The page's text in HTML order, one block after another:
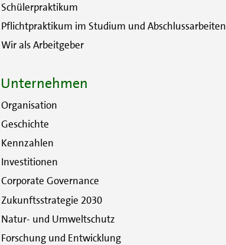
Schülerpraktikum
Pflichtpraktikum im Studium und Abschlussarbeiten
Wir als Arbeitgeber
Unternehmen
Organisation
Geschichte
Kennzahlen
Investitionen
Corporate Governance
Zukunftsstrategie 2030
Natur- und Umweltschutz
Forschung und Entwicklung